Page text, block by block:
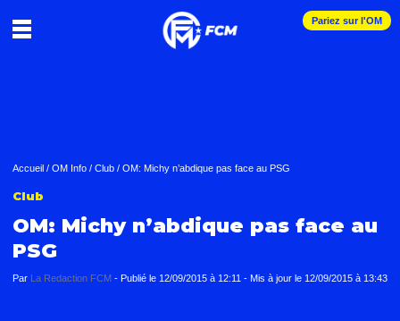
Pariez sur l'OM
Accueil / OM Info / Club / OM: Michy n’abdique pas face au PSG
Club
OM: Michy n’abdique pas face au
PSG
Par La Redaction FCM - Publié le 12/09/2015 à 12:11 - Mis à jour le 12/09/2015 à 13:43